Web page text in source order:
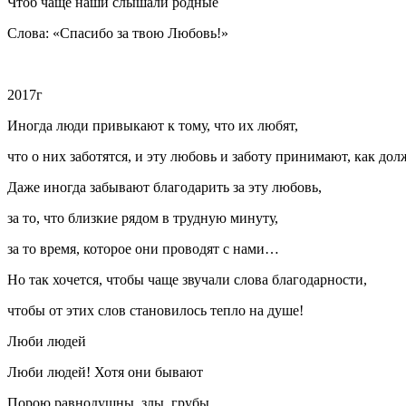
Слова: «Спасибо за твою Любовь!»
2017г
Иногда люди привыкают к тому, что их любят,
что о них заботятся, и эту любовь и заботу принимают, как
Даже иногда забывают благодарить за эту любовь,
за то, что близкие рядом в трудную минуту,
за то время, которое они проводят с нами…
Но так хочется, чтобы чаще звучали слова благодарности,
чтобы от этих слов становилось тепло на душе!
Люби людей
Люби людей! Хотя они бывают
Порою равнодушны, злы, грубы.